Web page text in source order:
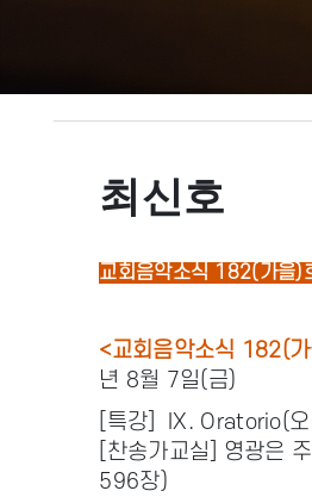
최신호
교회음악소식 182(가을)
<교회음악소식 182(
년 8월 7일(금)
[특강] IX. Oratorio(
[찬송가교실] 영광은
596장)